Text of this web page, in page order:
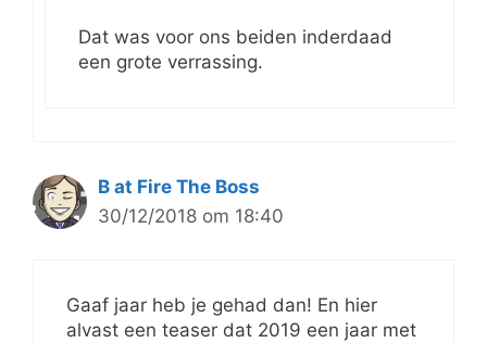
Dat was voor ons beiden inderdaad
een grote verrassing.
B at Fire The Boss
30/12/2018 om 18:40
Gaaf jaar heb je gehad dan! En hier
alvast een teaser dat 2019 een jaar met